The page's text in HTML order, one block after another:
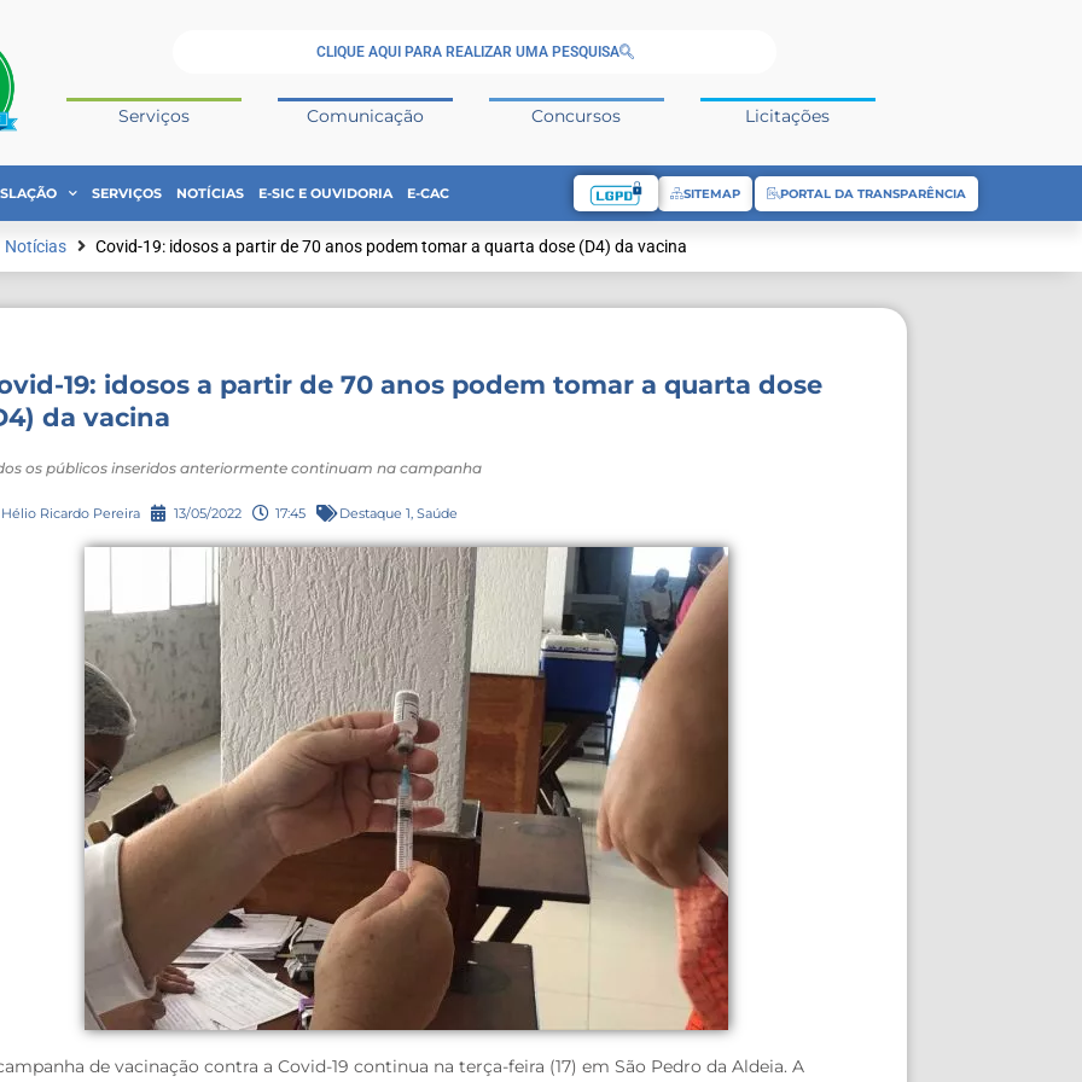
CLIQUE AQUI PARA REALIZAR UMA PESQUISA
Serviços Comunicação Concursos Licitações
SERVIÇOS NOTÍCIAS E-SIC E OUVIDORIA E-CAC SITEMAP PORTAL DA TRANSPARÊNCIA
Notícias Covid-19: idosos a partir de 70 anos podem tomar a quarta dose (D4) da vacina
19: idosos a partir de 70 anos podem tomar a quarta dose
da vacina
os públicos inseridos anteriormente continuam na campanha
Hélio Ricardo Pereira 13/05/2022 17:45 Destaque 1,Saúde
de vacinação contra a Covid-19 continua na terça-feira (17) em São Pedro da Aldeia. A